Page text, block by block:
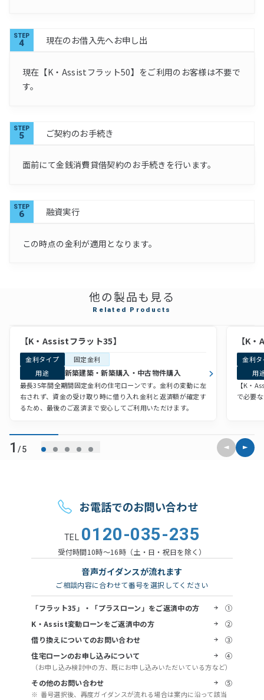
STEP
4 現在のお借入先へお申し出
現在【K・Assistフラット50】をご利用のお客様は不要で
す。
STEP
5 ご契約のお手続き
面前にて金銭消費貸借契約のお手続きを行います。
STEP
6 融資実行
この時点の金利が適用となります。
他の製品も見る
Related Products
【K・Assistフラット35】
金利タイプ
固定金利
用途
新築建築・新築購入・中古物件購入
最長35年間全期間固定金利の住宅ローンです。金利の変動に左
右されず、資金の受け取り時に借り入れ金利と返済額が確定す
るため、最後のご返済まで安心してご利用いただけます。
【K
金利タ
用
【K・
で必要
1/5 前のスライ
次のス
お電話でのお問い合わせ
TEL 0120-035-235
受付時間10時〜16時（土・日・祝日を除く）
音声ガイダンスが流れます
ご相談内容に合わせて番号を選択してください
「フラット35」・「プラスローン」をご返済中の方
①
K・Assist変動ローンをご返済中の方
②
借り換えについてのお問い合わせ
③
住宅ローンのお申し込みについて
④
（お申し込み検討中の方、既にお申し込みいただいている方など）
その他のお問い合わせ ⑤
※ 番号選択後、再度ガイダンスが流れる場合は案内に沿って該当